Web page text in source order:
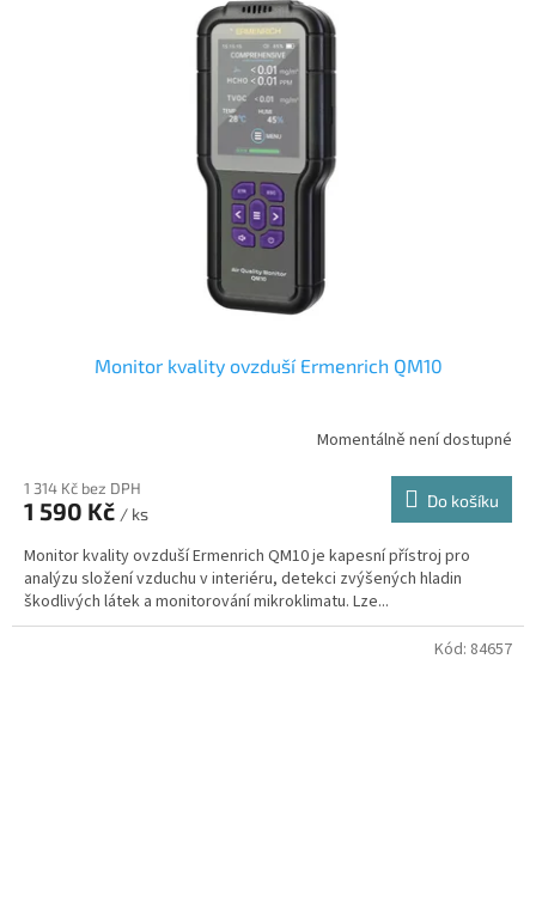
Monitor kvality ovzduší Ermenrich QM10
Momentálně není dostupné
1 314 Kč bez DPH
1 590 Kč / ks
Do košíku
Monitor kvality ovzduší Ermenrich QM10 je kapesní přístroj pro
analýzu složení vzduchu v interiéru, detekci zvýšených hladin
škodlivých látek a monitorování mikroklimatu. Lze...
Kód: 84657